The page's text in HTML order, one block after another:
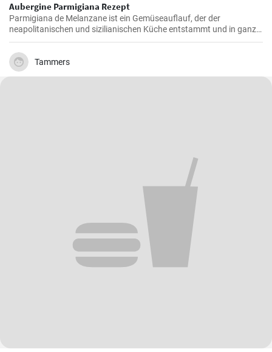
Aubergine Parmigiana Rezept
Parmigiana de Melanzane ist ein Gemüseauflauf, der der
neapolitanischen und sizilianischen Küche entstammt und in ganz
Süditalien verbreitet ist. Melanzane - deutsch sind Auberginen
welche mit Parmesan Käse und Mozzarella überbacken werden.
Tammers